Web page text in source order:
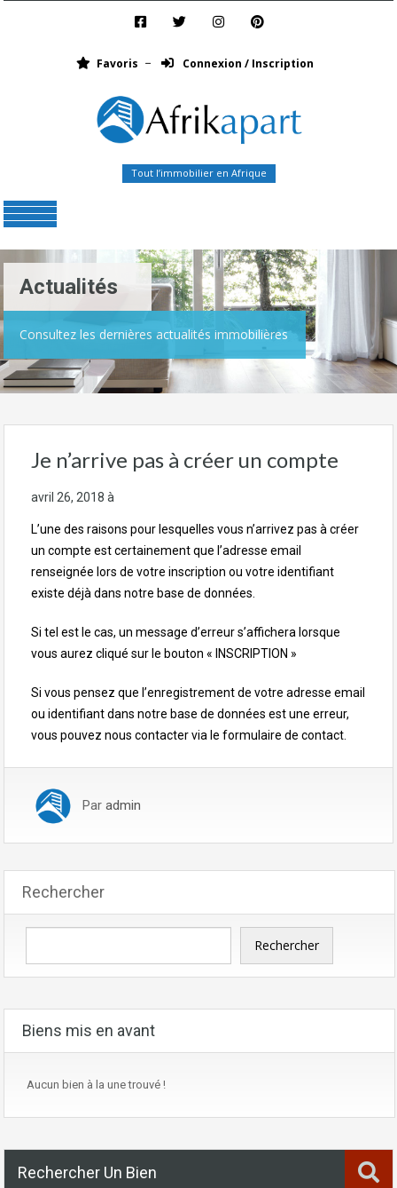
Favoris Connexion / Inscription
Tout l’immobilier en Afrique
Actualités
Consultez les dernières actualités immobilières
Je n’arrive pas à créer un compte
avril 26, 2018 à
L’une des raisons pour lesquelles vous n’arrivez pas à créer
un compte est certainement que l’adresse email
renseignée lors de votre inscription ou votre identifiant
existe déjà dans notre base de données.
Si tel est le cas, un message d’erreur s’affichera lorsque
vous aurez cliqué sur le bouton « INSCRIPTION »
Si vous pensez que l’enregistrement de votre adresse email
ou identifiant dans notre base de données est une erreur,
vous pouvez nous contacter via le formulaire de contact.
Par admin
Rechercher
Rechercher
Biens mis en avant
Aucun bien à la une trouvé !
Rechercher Un Bien